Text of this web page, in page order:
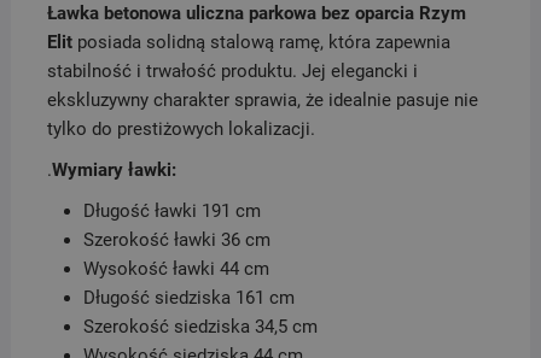
Ławka betonowa uliczna parkowa bez oparcia Rzym
Elitposiada solidną stalową ramę, która zapewnia
stabilność i trwałość produktu. Jej elegancki i
ekskluzywny charakter sprawia, że idealnie pasuje nie
tylko do prestiżowych lokalizacji.
.Wymiary ławki:
Długość ławki 191 cm
Szerokość ławki 36 cm
Wysokość ławki 44 cm
Długość siedziska 161 cm
Szerokość siedziska 34,5 cm